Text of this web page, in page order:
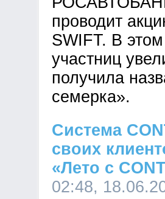
проводит
SWIFT. В
участниц
получила
семерка».
Система
своих
«Лето с
02:48,